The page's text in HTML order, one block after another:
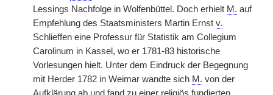
Lessings Nachfolge in Wolfenbüttel. Doch erhielt M. auf
Empfehlung des Staatsministers Martin Ernst v.
Schlieffen eine Professur für Statistik am Collegium
Carolinum in Kassel, wo er 1781-83 historische
Vorlesungen hielt. Unter dem Eindruck der Begegnung
mit Herder 1782 in Weimar wandte sich M. von der